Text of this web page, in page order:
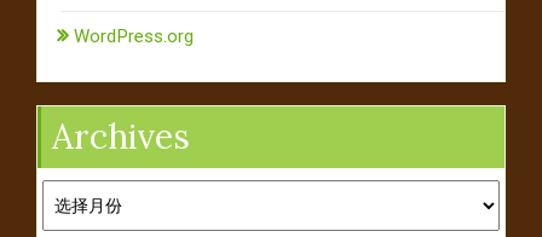
WordPress.org
Archives